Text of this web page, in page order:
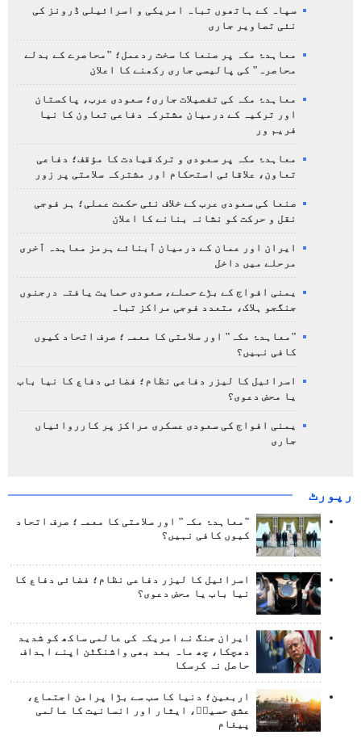
سپاہ کے ہاتھوں تباہ امریکی و اسرائیلی ڈرونز کی
نئی تصاویر جاری
معاہدۂ مکہ پر صنعا کا سخت ردعمل؛ "محاصرے کے بدلے
محاصرہ" کی پالیسی جاری رکھنے کا اعلان
معاہدۂ مکہ کی تفصیلات جاری؛ سعودی عرب، پاکستان
اور ترکیہ کے درمیان مشترکہ دفاعی تعاون کا نیا
فریم ور
معاہدۂ مکہ پر سعودی و ترک قیادت کا مؤقف؛ دفاعی
تعاون، علاقائی استحکام اور مشترکہ سلامتی پر زور
صنعا کی سعودی عرب کے خلاف نئی حکمت عملی؛ ہر فوجی
نقل و حرکت کو نشانہ بنانے کا اعلان
ایران اور عمان کے درمیان آبنائے ہرمز معاہدہ آخری
مرحلے میں داخل
یمنی افواج کے بڑے حملے، سعودی حمایت یافتہ درجنوں
جنگجو ہلاک، متعدد فوجی مراکز تباہ
"معاہدۂ مکہ" اور سلامتی کا معمہ؛ صرف اتحاد کیوں
کافی نہیں؟
اسرائیل کا لیزر دفاعی نظام؛ فضائی دفاع کا نیا باب
یا محض دعوی؟
یمنی افواج کی سعودی عسکری مراکز پر کارروائیاں
جاری
رپورٹ
"معاہدۂ مکہ" اور سلامتی کا معمہ؛ صرف اتحاد
کیوں کافی نہیں؟
اسرائیل کا لیزر دفاعی نظام؛ فضائی دفاع کا
نیا باب یا محض دعوی؟
ایران جنگ نے امریکہ کی عالمی ساکھ کو شدید
دھچکا، چھ ماہ بعد بھی واشنگٹن اپنے اہداف
حاصل نہ کرسکا
اربعین؛ دنیا کا سب سے بڑا پرامن اجتماع،
عشق حسینؑ، ایثار اور انسانیت کا عالمی
پیغام